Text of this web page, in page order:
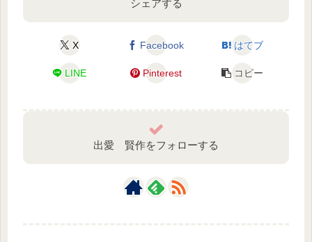
シェアする
X Facebook はてブ
LINE Pinterest コピー
出愛 賢作をフォローする